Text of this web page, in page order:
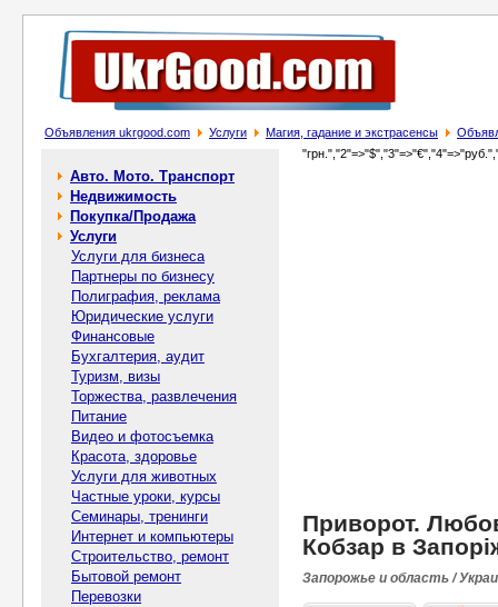
Объявления ukrgood.com Услуги Магия, гадание и экстрасенсы
Авто. Мото. Транспорт
Недвижимость
Покупка/Продажа
Услуги
Услуги для бизнеса
Партнеры по бизнесу
Полиграфия, реклама
Юридические услуги
Финансовые
Бухгалтерия, аудит
Туризм, визы
Торжества, развлечения
Питание
Видео и фотосъемка
Красота, здоровье
Услуги для животных
Частные уроки, курсы
Семинары, тренинги
Интернет и компьютеры
Строительство, ремонт
Бытовой ремонт
Перевозки
Приворот.
Кобзар в
Запорожье и область /